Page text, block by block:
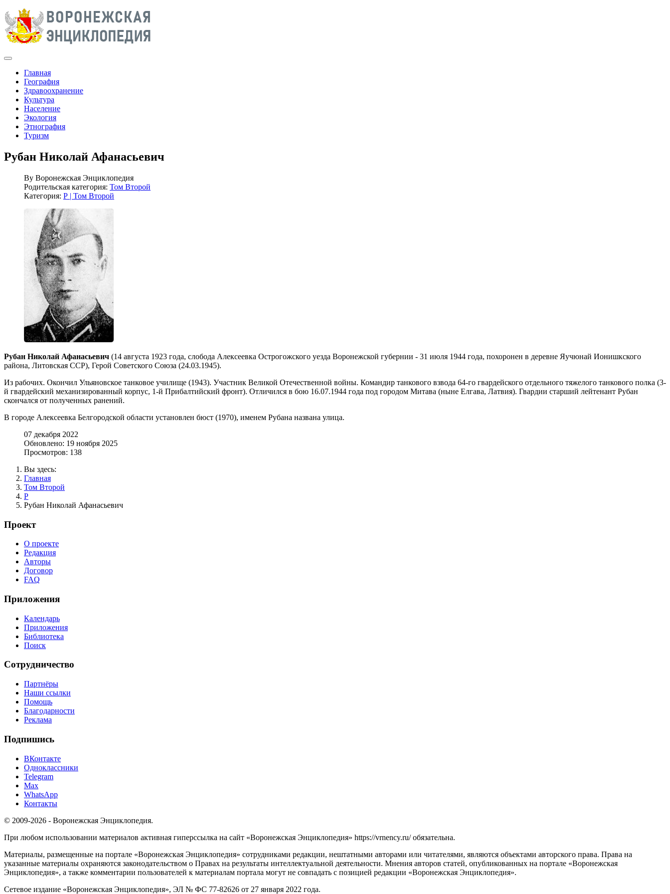
Главная
География
Здравоохранение
Культура
Население
Экология
Этнография
Туризм
Рубан Николай Афанасьевич
By Воронежская Энциклопедия
Родительская категория: Том Второй
Категория: Р | Том Второй
Рубан Николай Афанасьевич (14 августа 1923 года, слобода Алексеевка Острогожского уезда Воронежской губернии - 31 июля 1944 года, похоронен в деревне Яучюнай Ионишкского
района, Литовская ССР), Герой Советского Союза (24.03.1945).
Из рабочих. Окончил Ульяновское танковое училище (1943). Участник Великой Отечественной войны. Командир танкового взвода 64-го гвардейского отдельного тяжелого танкового полка (3-
й гвардейский механизированный корпус, 1-й Прибалтийский фронт). Отличился в бою 16.07.1944 года под городом Митава (ныне Елгава, Латвия). Гвардии старший лейтенант Рубан
скончался от полученных ранений.
В городе Алексеевка Белгородской области установлен бюст (1970), именем Рубана названа улица.
07 декабря 2022
Обновлено: 19 ноября 2025
Просмотров: 138
Вы здесь:
Главная
Том Второй
Р
Рубан Николай Афанасьевич
Проект
О проекте
Редакция
Авторы
Договор
FAQ
Приложения
Календарь
Приложения
Библиотека
Поиск
Сотрудничество
Партнёры
Наши ссылки
Помощь
Благодарности
Реклама
Подпишись
ВКонтакте
Одноклассники
Telegram
Max
WhatsApp
Контакты
© 2009-2026 - Воронежская Энциклопедия.
При любом использовании материалов активная гиперссылка на сайт «Воронежская Энциклопедия» https://vrnency.ru/ обязательна.
Материалы, размещенные на портале «Воронежская Энциклопедия» сотрудниками редакции, нештатными авторами или читателями, являются объектами авторского права. Права на
указанные материалы охраняются законодательством о Правах на результаты интеллектуальной деятельности. Мнения авторов статей, опубликованных на портале «Воронежская
Энциклопедия», а также комментарии пользователей к материалам портала могут не совпадать с позицией редакции «Воронежская Энциклопедия».
Сетевое издание «Воронежская Энциклопедия», ЭЛ № ФС 77-82626 от 27 января 2022 года.